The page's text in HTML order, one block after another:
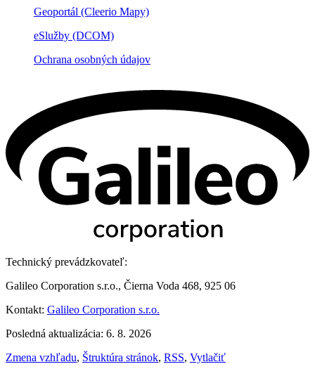
Geoportál (Cleerio Mapy)
eSlužby (DCOM)
Ochrana osobných údajov
Technický prevádzkovateľ:
Galileo Corporation s.r.o., Čierna Voda 468, 925 06
Kontakt: Galileo Corporation s.r.o.
Posledná aktualizácia: 6. 8. 2026
Zmena vzhľadu, Štruktúra stránok, RSS, Vytlačiť